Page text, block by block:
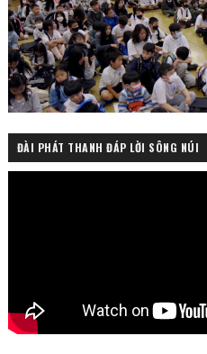
ĐÀI PHÁT THANH ĐÁP LỜI SÔNG NÚI